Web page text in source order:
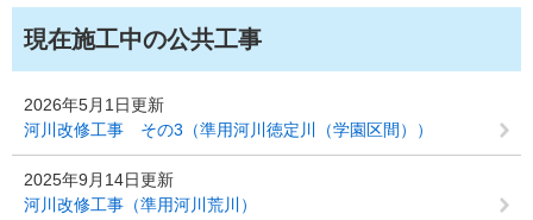
現在施工中の公共工事
2026年5月1日更新
河川改修工事 その3（準用河川徳定川（学園区間））
2025年9月14日更新
河川改修工事（準用河川荒川）